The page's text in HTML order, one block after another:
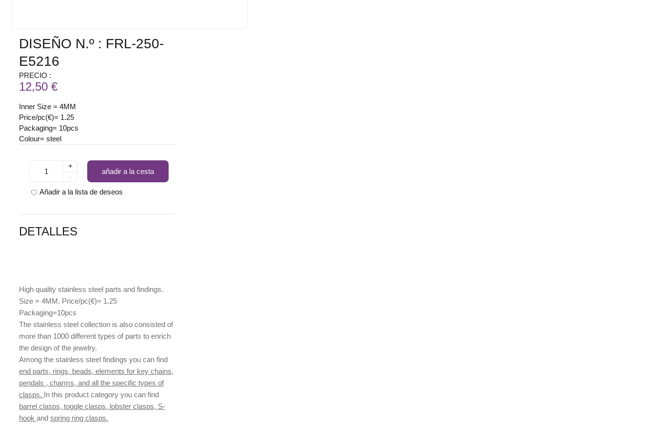
DISEÑO N.º : FRL-250-
E5216
PRECIO :
12,50 €
Inner Size = 4MM
Price/pc(€)= 1.25
Packaging= 10pcs
Colour= steel
+
-
añadir a la cesta
Añadir a la lista de deseos
DETALLES
High quality stainless steel parts and findings.
Size = 4MM. Price/pc(€)= 1.25
Packaging=10pcs
The stainless steel collection is also consisted of
more than 1000 different types of parts to enrich
the design of the jewelry.
Among the stainless steel findings you can find
end parts, rings, beads, elements for key chains,
pendals , charms, and all the specific types of
clasps. In this product category you can find
barrel clasps, toggle clasps, lobster clasps, S-
hookandspring ring clasps.